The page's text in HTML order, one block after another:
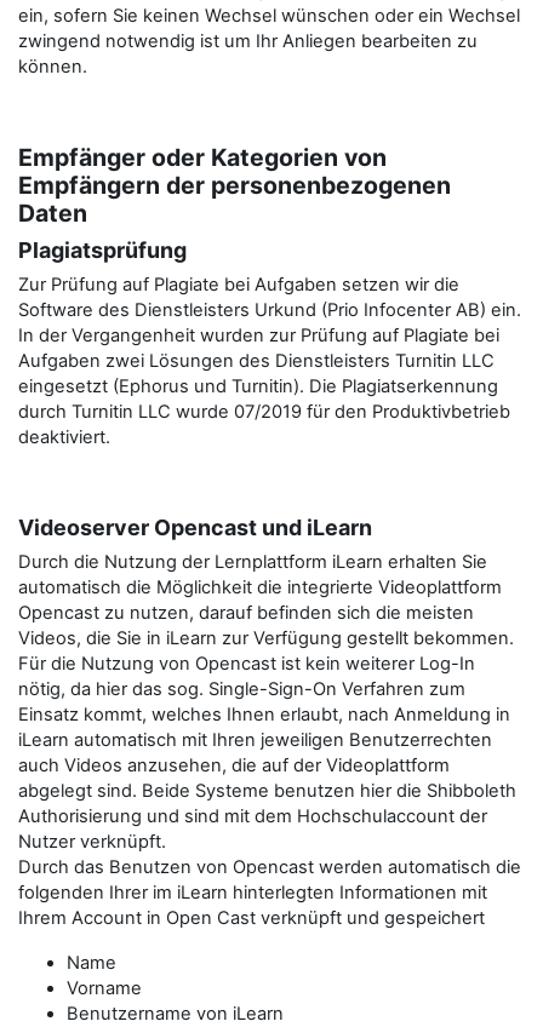
ein, sofern Sie keinen Wechsel wünschen oder ein Wechsel
zwingend notwendig ist um Ihr Anliegen bearbeiten zu
können.
Empfänger oder Kategorien von
Empfängern der personenbezogenen
Daten
Plagiatsprüfung
Zur Prüfung auf Plagiate bei Aufgaben setzen wir die
Software des Dienstleisters Urkund (Prio Infocenter AB) ein.
In der Vergangenheit wurden zur Prüfung auf Plagiate bei
Aufgaben zwei Lösungen des Dienstleisters Turnitin LLC
eingesetzt (Ephorus und Turnitin). Die Plagiatserkennung
durch Turnitin LLC wurde 07/2019 für den Produktivbetrieb
deaktiviert.
Videoserver Opencast und iLearn
Durch die Nutzung der Lernplattform iLearn erhalten Sie
automatisch die Möglichkeit die integrierte Videoplattform
Opencast zu nutzen, darauf befinden sich die meisten
Videos, die Sie in iLearn zur Verfügung gestellt bekommen.
Für die Nutzung von Opencast ist kein weiterer Log-In
nötig, da hier das sog. Single-Sign-On Verfahren zum
Einsatz kommt, welches Ihnen erlaubt, nach Anmeldung in
iLearn automatisch mit Ihren jeweiligen Benutzerrechten
auch Videos anzusehen, die auf der Videoplattform
abgelegt sind. Beide Systeme benutzen hier die Shibboleth
Authorisierung und sind mit dem Hochschulaccount der
Nutzer verknüpft.
Durch das Benutzen von Opencast werden automatisch die
folgenden Ihrer im iLearn hinterlegten Informationen mit
Ihrem Account in Open Cast verknüpft und gespeichert
Name
Vorname
Benutzername von iLearn